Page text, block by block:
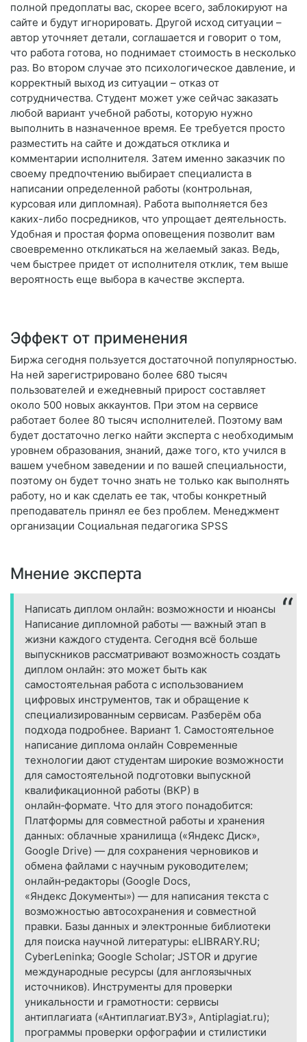
полной предоплаты вас, скорее всего, заблокируют на
сайте и будут игнорировать. Другой исход ситуации –
автор уточняет детали, соглашается и говорит о том,
что работа готова, но поднимает стоимость в несколько
раз. Во втором случае это психологическое давление, и
корректный выход из ситуации – отказ от
сотрудничества. Студент может уже сейчас заказать
любой вариант учебной работы, которую нужно
выполнить в назначенное время. Ее требуется просто
разместить на сайте и дождаться отклика и
комментарии исполнителя. Затем именно заказчик по
своему предпочтению выбирает специалиста в
написании определенной работы (контрольная,
курсовая или дипломная). Работа выполняется без
каких-либо посредников, что упрощает деятельность.
Удобная и простая форма оповещения позволит вам
своевременно откликаться на желаемый заказ. Ведь,
чем быстрее придет от исполнителя отклик, тем выше
вероятность еще выбора в качестве эксперта.
Эффект от применения
Биржа сегодня пользуется достаточной популярностью.
На ней зарегистрировано более 680 тысяч
пользователей и ежедневный прирост составляет
около 500 новых аккаунтов. При этом на сервисе
работает более 80 тысяч исполнителей. Поэтому вам
будет достаточно легко найти эксперта с необходимым
уровнем образования, знаний, даже того, кто учился в
вашем учебном заведении и по вашей специальности,
поэтому он будет точно знать не только как выполнять
работу, но и как сделать ее так, чтобы конкретный
преподаватель принял ее без проблем. Менеджмент
организации Социальная педагогика SPSS
Мнение эксперта
Написать диплом онлайн: возможности и нюансы
Написание дипломной работы — важный этап в
жизни каждого студента. Сегодня всё больше
выпускников рассматривают возможность создать
диплом онлайн: это может быть как
самостоятельная работа с использованием
цифровых инструментов, так и обращение к
специализированным сервисам. Разберём оба
подхода подробнее. Вариант 1. Самостоятельное
написание диплома онлайн Современные
технологии дают студентам широкие возможности
для самостоятельной подготовки выпускной
квалификационной работы (ВКР) в
онлайн‑формате. Что для этого понадобится:
Платформы для совместной работы и хранения
данных: облачные хранилища («Яндекс Диск»,
Google Drive) — для сохранения черновиков и
обмена файлами с научным руководителем;
онлайн‑редакторы (Google Docs,
«Яндекс Документы») — для написания текста с
возможностью автосохранения и совместной
правки. Базы данных и электронные библиотеки
для поиска научной литературы: eLIBRARY.RU;
CyberLeninka; Google Scholar; JSTOR и другие
международные ресурсы (для англоязычных
источников). Инструменты для проверки
уникальности и грамотности: сервисы
антиплагиата («Антиплагиат.ВУЗ», Antiplagiat.ru);
программы проверки орфографии и стилистики